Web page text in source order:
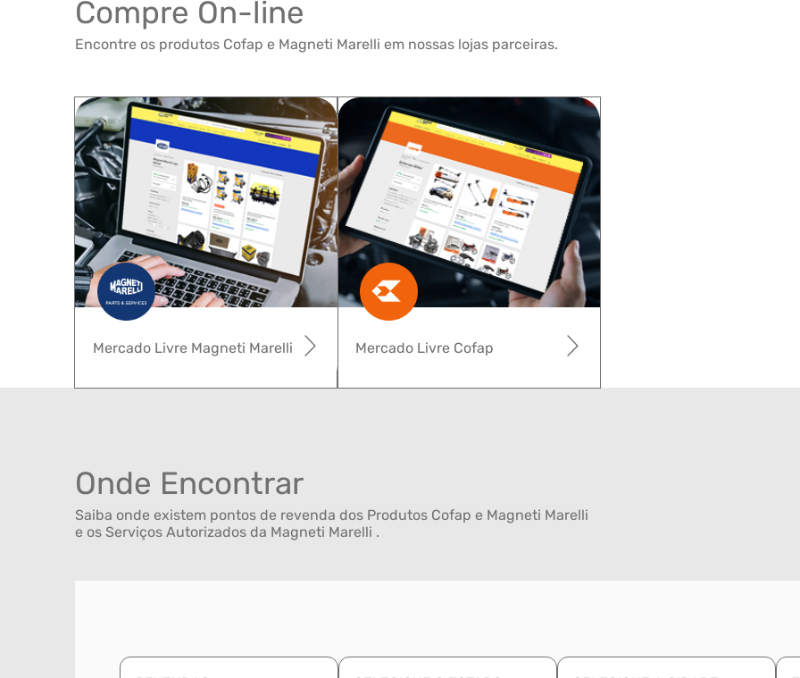
Compre On-line
Encontre os produtos Cofap e Magneti Marelli em nossas lojas parceiras.
Mercado Livre Cofap
Mercado Livre Magneti Marelli
Onde Encontrar
Saiba onde existem pontos de revenda dos Produtos Cofap e Magneti Marelli
e os Serviços Autorizados da Magneti Marelli .